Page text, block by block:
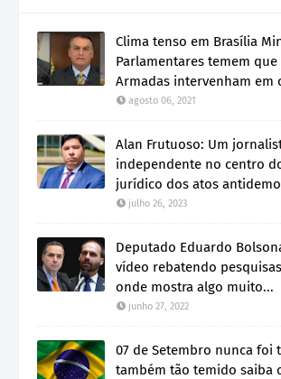
Clima tenso em Brasília
Parlamentares temem que
Armadas intervenham em
agosto 06, 2021
Alan Frutuoso: Um
independente no centro
jurídico dos atos
julho 26, 2023
Deputado Eduardo
vídeo rebatendo
onde mostra algo muito...
junho 27, 2022
07 de Setembro nunca foi
também tão temido saiba